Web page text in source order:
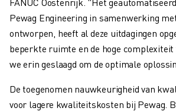
Pewag Engineering in samenwerking
ontworpen, heeft al deze uitdagingen
beperkte ruimte en de hoge complexiteit
we erin geslaagd om de optimale
De toegenomen nauwkeurigheid van
voor lagere kwaliteitskosten bij Pewag.